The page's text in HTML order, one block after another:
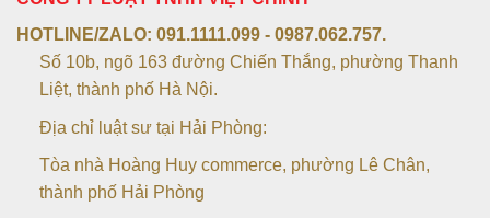
HOTLINE/ZALO: 091.1111.099 - 0987.062.757.
Số 10b, ngõ 163 đường Chiến Thắng, phường Thanh
Liệt, thành phố Hà Nội.
Địa chỉ luật sư tại Hải Phòng:
Tòa nhà Hoàng Huy commerce, phường Lê Chân,
thành phố Hải Phòng